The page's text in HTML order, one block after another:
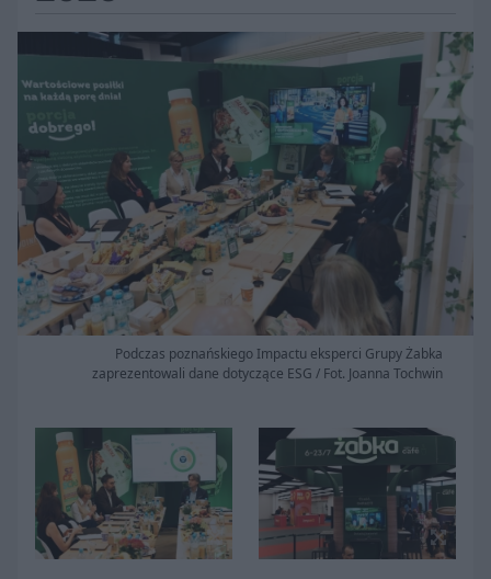
Podczas poznańskiego Impactu eksperci Grupy Żabka
zaprezentowali dane dotyczące ESG / Fot. Joanna Tochwin